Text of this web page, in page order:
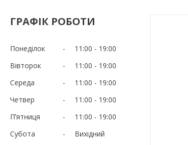
ГРАФІК РОБОТИ
Понеділок 11:00
19:00
Вівторок
11:00
19:00
Середа
11:00
19:00
Четвер
11:00
19:00
Пʼятниця
11:00
19:00
Субота
Вихідний